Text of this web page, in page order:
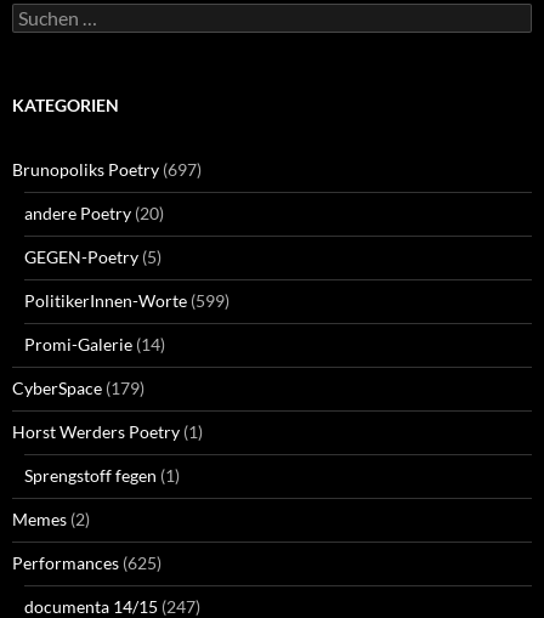
Suchen
nach:
KATEGORIEN
Brunopoliks Poetry (697)
andere Poetry (20)
GEGEN-Poetry (5)
PolitikerInnen-Worte (599)
Promi-Galerie (14)
CyberSpace (179)
Horst Werders Poetry (1)
Sprengstoff fegen (1)
Memes (2)
Performances (625)
documenta 14/15 (247)